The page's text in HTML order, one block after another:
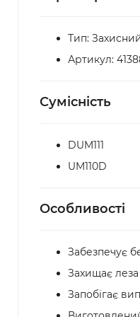
Тип:
Артикул:
Сумісність
DUM111
UM110D
Особливості
Забезпечує
Захищає
Запобігає